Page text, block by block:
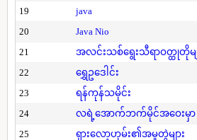
19
java
20
Java Nio
21
အလင်းသစ်ရွေးသီရာဝတ္ထုတိုမျ
22
ရွှေဥဒေါင်း
23
ရန်ကုန်သမိုင်း
24
လရဲ့အောက်ဘက်မိုင်အဝေးမှာ
25
ရှားလော့ဟုမ်း၏အမှုတွဲများ